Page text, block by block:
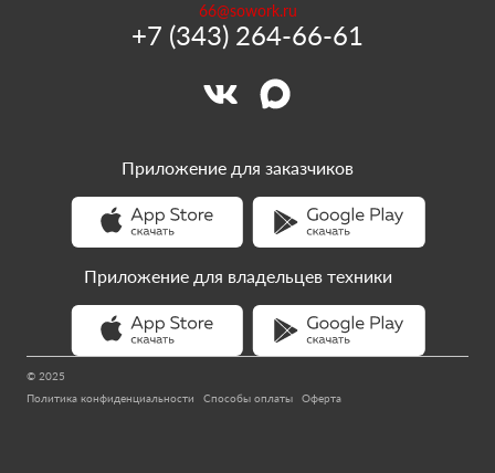
66@sowork.ru
+7 (343) 264-66-61
© 2025
Политика конфиденциальности
Способы оплаты Оферта
Приложение для заказчиков
Приложение для владельцев техники